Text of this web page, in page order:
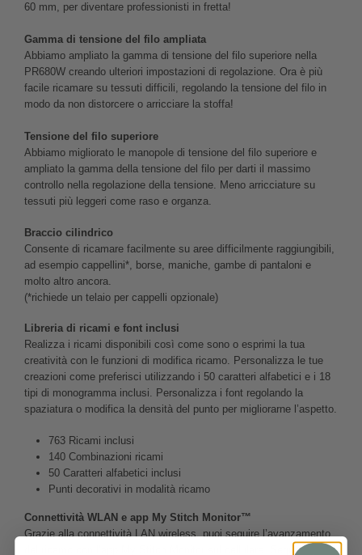
60 mm, per diventare professionisti in fretta!
Gamma di tensione del filo ampliata
Abbiamo ampliato la gamma di tensione del filo superiore nella
PR680W creando ulteriori impostazioni di regolazione. Ora è più
facile ricamare su tessuti difficili, regolando la tensione del filo in
modo da non distorcere o arricciare la stoffa!
Tensione del filo superiore
Abbiamo migliorato le manopole di tensione del filo superiore e
ampliato la gamma della tensione del filo per darti il massimo
controllo nella regolazione della tensione. Meno arricciature su
tessuti più leggeri come raso e organza.
Braccio cilindrico
Consente di ricamare facilmente su aree difficilmente raggiungibili,
ad esempio cappellini*, borse, maniche, gambe di pantaloni e
molto altro ancora.
(*richiede un telaio per cappelli opzionale)
Libreria di ricami e font inclusi
Realizza i ricami disponibili così come sono o esprimi la tua
creatività con le funzioni di modifica ricamo. Personalizza le tue
creazioni come preferisci utilizzando i 50 caratteri alfabetici e i 18
tipi di monogramma inclusi. Personalizza i font regolando la
spaziatura o modifica la densità del punto per migliorarne l’aspetto.
763 Ricami inclusi
140 Combinazioni ricami
50 Caratteri alfabetici inclusi
Punti decorativi in modalità ricamo
Connettività WLAN e app My Stitch Monitor™
Grazie alla connettività LAN wireless, puoi seguire l’avanzamento
del ricamo con l’app My Stitch Monitor sul cellulare. Segui